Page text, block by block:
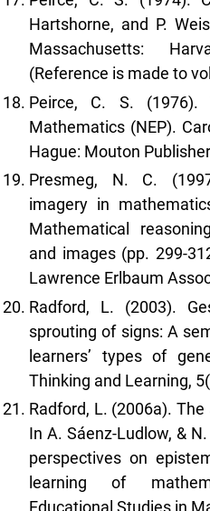
Hartshorne, and P.
Massachusetts:
(Reference is made to
Peirce, C. S.
Mathematics (NEP).
Hague: Mouton
Presmeg, N. C.
imagery in
Mathematical
and images (pp. 299-
Lawrence Erlbaum
Radford, L. (2003).
sprouting of signs: A
learners’ types of
Thinking and Learning,
Radford, L. (2006a).
In A. Sáenz-Ludlow, &
perspectives on
learning of